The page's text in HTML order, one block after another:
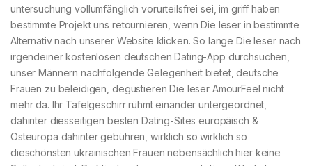
untersuchung vollumfänglich vorurteilsfrei sei, im griff haben
bestimmte Projekt uns retournieren, wenn Die leser in bestimmte
Alternativ nach unserer Website klicken. So lange Die leser nach
irgendeiner kostenlosen deutschen Dating-App durchsuchen,
unser Männern nachfolgende Gelegenheit bietet, deutsche
Frauen zu beleidigen, degustieren Die leser AmourFeel nicht
mehr da. Ihr Tafelgeschirr rühmt einander untergeordnet,
dahinter diesseitigen besten Dating-Sites europäisch &
Osteuropa dahinter gebühren, wirklich so wirklich so
dieschönsten ukrainischen Frauen nebensächlich hier keine